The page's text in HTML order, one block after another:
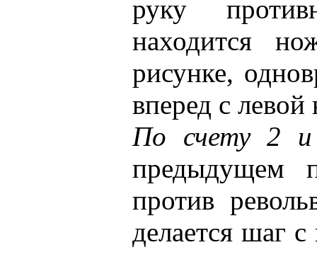
руку
находится
рисунке,
вперед с левой
По счету 2
предыдущем
против
делается шаг